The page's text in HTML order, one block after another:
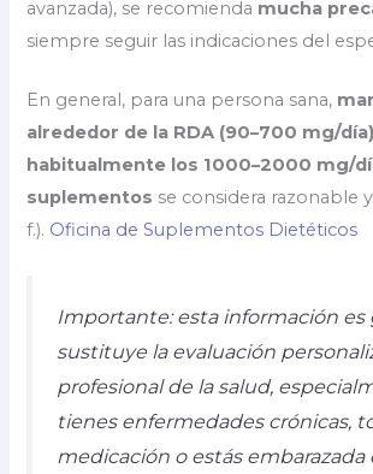
avanzada), se recomienda mucha
siempre seguir las indicaciones del
En general, para una persona sana,
alrededor de la RDA (90–700 mg/
habitualmente los 1000–2000 mg/
suplementos se considera razonable
f.). Oficina de Suplementos Dietéticos
Importante: esta información es
sustituye la evaluación
profesional de la salud,
tienes enfermedades crónicas,
medicación o estás embarazada